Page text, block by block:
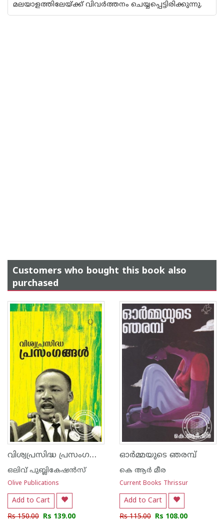
മലയാളത്തിലേയ്ക്ക് വിവര്‍ത്തനം ചെയ്യപ്പെട്ടിരിക്കുന്നു.
Customers who bought this book also
purchased
വിശ്വപ്രസിദ്ധ പ്രസംഗങ്ങള്‍
ഒലിവ് പുബ്ലികേഷ‌ന്‍സ്
Olive Publications
Add to Cart
Rs 150.00 Rs 139.00
ഓര്‍മ്മയുടെ ഞരമ്പ്‌
കെ ആര്‍ മീര
Current Books Thrissur
Add to Cart
Rs 115.00 Rs 108.00